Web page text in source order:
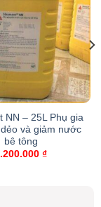
NN – 25L Phụ gia
và giảm nước
bê tông
₫